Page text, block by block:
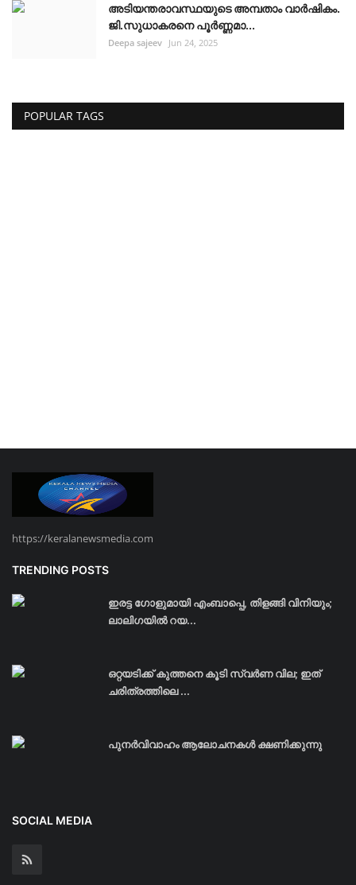
അടിയന്തരാവസ്ഥയുടെ അമ്പതാം വാർഷികം.
ജി.സുധാകരനെ പൂർണ്ണമാ...
Deepa sajeev Jun 24, 2025
POPULAR TAGS
https://keralanewsmedia.com
TRENDING POSTS
ഇരട്ട ഗോളുമായി എംബാപ്പെ, തിളങ്ങി വിനിയും;
ലാലിഗയില്‍ റയ...
ഒറ്റയടിക്ക് കുത്തനെ കൂടി സ്വര്‍ണ വില; ഇത്
ചരിത്രത്തിലെ ...
പുനർവിവാഹം ആലോചനകൾ ക്ഷണിക്കുന്നു
SOCIAL MEDIA